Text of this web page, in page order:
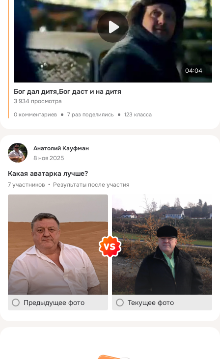
04:04
Бог дал дитя,Бог даст и на дитя
3 934 просмотра
0 комментариев 7 раз поделились 123 класса
Фид
Анатолий Кауфман
8 ноя 2025
Какая аватарка лучше?
7 участников Результаты после участия
Предыдущее фото Текущее фото